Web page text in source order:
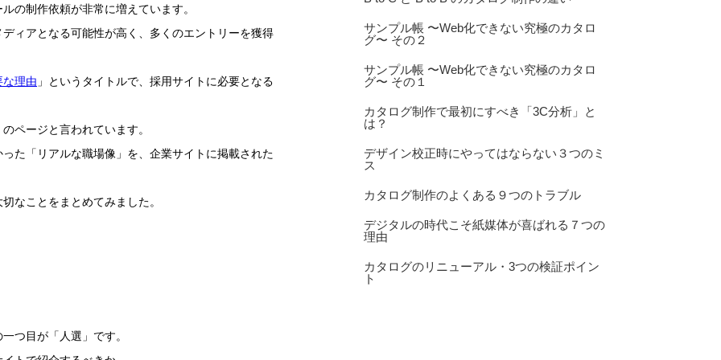
の制作依頼が非常に増えています。
ィアとなる可能性が高く、多くのエントリーを獲得
理由 」というタイトルで、採用サイトに必要となる
ページと言われています。
た「リアルな職場像」を、企業サイトに掲載された
なことをまとめてみました。
つ目が「人選」です。
サンプル帳 〜Web化できない究極のカタロ
グ〜 その２
サンプル帳 〜Web化できない究極のカタロ
グ〜 その１
カタログ制作で最初にすべき「3C分析」と
は？
デザイン校正時にやってはならない３つのミ
ス
カタログ制作のよくある９つのトラブル
デジタルの時代こそ紙媒体が喜ばれる７つの
理由
カタログのリニューアル・3つの検証ポイン
ト